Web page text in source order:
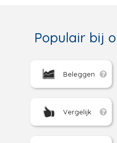
Populair bij
Beleggen
Vergelijk